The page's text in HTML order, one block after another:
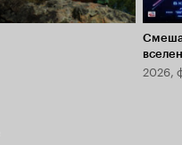
2026,